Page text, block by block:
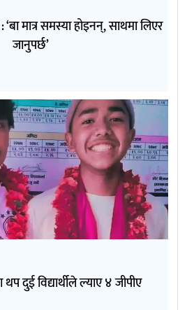
मात्र समस्या होइनन्, साथमा लिएर
जानुपर्छ’
दुई विद्यार्थीले ल्याए ४ जीपीए